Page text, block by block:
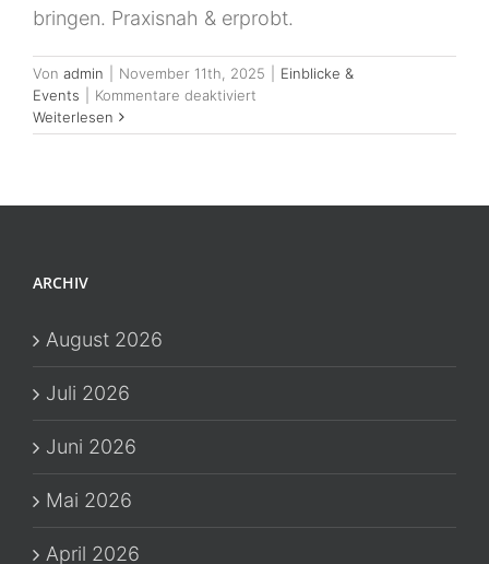
bringen. Praxisnah & erprobt.
Von admin November 11th, 2025
Einblicke &
Events
Kommentare deaktiviert
Mehr
Handwerksbetrieb
Weiterlesen
ARCHIV
August 2026
Juli 2026
Juni 2026
Mai 2026
April 2026